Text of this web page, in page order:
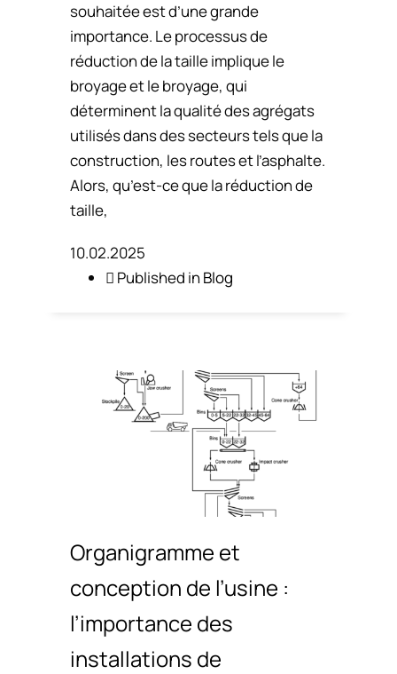
souhaitée est d’une grande
importance. Le processus de
réduction de la taille implique le
broyage et le broyage, qui
déterminent la qualité des agrégats
utilisés dans des secteurs tels que la
construction, les routes et l’asphalte.
Alors, qu’est-ce que la réduction de
taille,
10.02.2025
Published in Blog
Organigramme et
conception de l’usine :
l’importance des
installations de